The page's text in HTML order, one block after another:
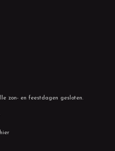
zon- en feestdagen gesloten.